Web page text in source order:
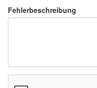
Fehlerbeschreibung